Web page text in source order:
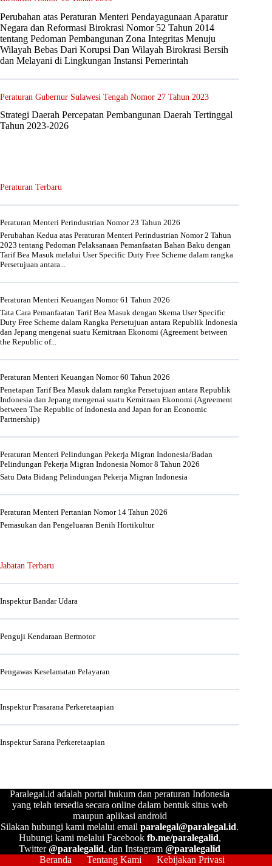
Perubahan atas Peraturan Menteri Pendayagunaan Aparatur
Negara dan Reformasi Birokrasi Nomor 52 Tahun 2014
tentang Pedoman Pembangunan Zona Integritas Menuju
Wilayah Bebas Dari Korupsi Dan Wilayah Birokrasi Bersih
dan Melayani di Lingkungan Instansi Pemerintah
Peraturan Gubernur Sulawesi Tengah Nomor 27 Tahun 2023
Strategi Daerah Percepatan Pembangunan Daerah Tertinggal
Tahun 2023-2026
Peraturan Terbaru
Peraturan Menteri Perindustrian Nomor 23 Tahun 2026
Perubahan Kedua atas Peraturan Menteri Perindustrian Nomor 2 Tahun
2023 tentang Pedoman Pelaksanaan Pemanfaatan Bahan Baku dengan
Tarif Bea Masuk melalui User Specific Duty Free Scheme dalam rangka
Persetujuan antara...
Peraturan Menteri Keuangan Nomor 61 Tahun 2026
Tata Cara Pemanfaatan Tarif Bea Masuk dengan Skema User Specific
Duty Free Scheme dalam Rangka Persetujuan antara Republik Indonesia
dan Jepang mengenai suatu Kemitraan Ekonomi (Agreement between
the Republic of...
Peraturan Menteri Keuangan Nomor 60 Tahun 2026
Penetapan Tarif Bea Masuk dalam rangka Persetujuan antara Republik
Indonesia dan Jepang mengenai suatu Kemitraan Ekonomi (Agreement
between The Republic of Indonesia and Japan for an Economic
Partnership)
Peraturan Menteri Pelindungan Pekerja Migran Indonesia/Badan
Pelindungan Pekerja Migran Indonesia Nomor 8 Tahun 2026
Satu Data Bidang Pelindungan Pekerja Migran Indonesia
Peraturan Menteri Pertanian Nomor 14 Tahun 2026
Pemasukan dan Pengeluaran Benih Hortikultur
Jabatan Terbaru
Inspektur Bandar Udara
Penguji Kendaraan Bermotor
Pengawas Keselamatan Pelayaran
Inspektur Prasarana Perkeretaapian
Inspektur Sarana Perkeretaapian
Paralegal.id adalah portal hukum dan peraturan Indonesia
yang telah tersedia secara online dalam bentuk situs web
maupun aplikasi android
Silakan hubungi kami melalui emailparalegal@paralegal.id.
Hubungi kami melalui Facebook fb.me/paralegalid,
Twitter@paralegalid, dan Instagram@paralegalid
Beranda
Tentang Kami
Kebijakan Privasi